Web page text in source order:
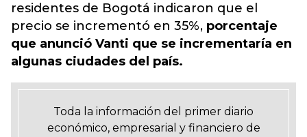
residentes de Bogotá indicaron que el
precio se incrementó en 35%, porcentaje
que anunció Vanti que se incrementaría en
algunas ciudades del país.
Toda la información del primer diario
económico, empresarial y financiero de